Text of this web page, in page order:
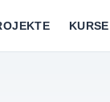
KURSE